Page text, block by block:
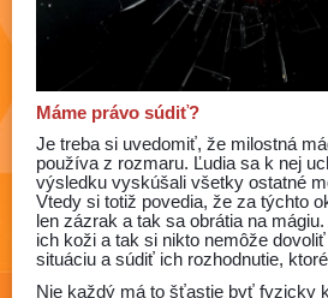
Máme právo súdiť?
Je treba si uvedomiť, že milostná
používa z rozmaru. Ľudia sa k nej
výsledku vyskúšali všetky ostatné
Vtedy si totiž povedia, že za týchto
len zázrak a tak sa obrátia na
ich koži a tak si nikto nemôže
situáciu a súdiť ich rozhodnutie,
Nie každý má to šťastie byť fyzicky